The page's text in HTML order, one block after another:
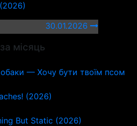
30.01.2026
місяць
— Хочу бути твоїм псом
(2026)
But Static (2026)